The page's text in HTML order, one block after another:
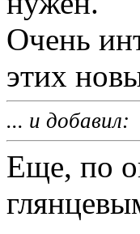
Очень
этих
... и добавил:
Еще, по